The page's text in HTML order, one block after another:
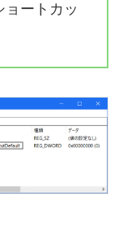
ョートカッ